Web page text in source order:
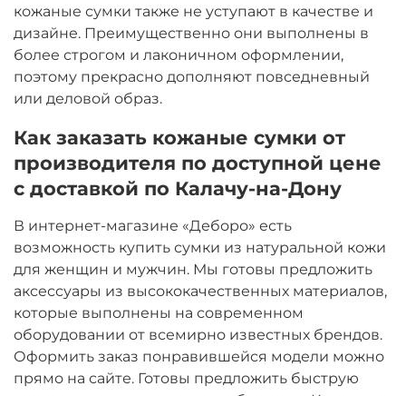
кожаные сумки также не уступают в качестве и
дизайне. Преимущественно они выполнены в
более строгом и лаконичном оформлении,
поэтому прекрасно дополняют повседневный
или деловой образ.
Как заказать кожаные сумки от
производителя по доступной цене
с доставкой по Калачу-на-Дону
В интернет-магазине «Деборо» есть
возможность купить сумки из натуральной кожи
для женщин и мужчин. Мы готовы предложить
аксессуары из высококачественных материалов,
которые выполнены на современном
оборудовании от всемирно известных брендов.
Оформить заказ понравившейся модели можно
прямо на сайте. Готовы предложить быструю